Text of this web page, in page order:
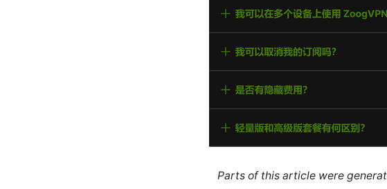
Parts of this article were